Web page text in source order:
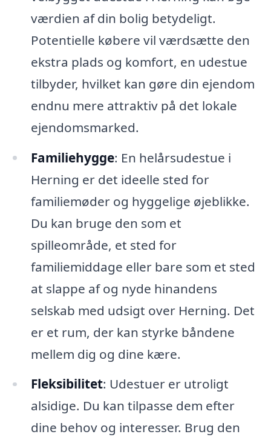
værdien af din bolig betydeligt.
Potentielle købere vil værdsætte den
ekstra plads og komfort, en udestue
tilbyder, hvilket kan gøre din ejendom
endnu mere attraktiv på det lokale
ejendomsmarked.
Familiehygge: En helårsudestue i
Herning er det ideelle sted for
familiemøder og hyggelige øjeblikke.
Du kan bruge den som et
spilleområde, et sted for
familiemiddage eller bare som et sted
at slappe af og nyde hinandens
selskab med udsigt over Herning. Det
er et rum, der kan styrke båndene
mellem dig og dine kære.
Fleksibilitet: Udestuer er utroligt
alsidige. Du kan tilpasse dem efter
dine behov og interesser. Brug den